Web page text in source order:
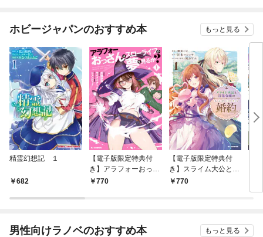
ホビージャパンのおすすめ本 もっと見る
精霊幻想記 １
682
【電子版限定特典付
き】アラフォーおっさ
んはスローライフの夢
770
【電子版限定特典付
き】スライム大公と没
落令嬢のあんがい幸せ
770
男性向けラノベのおすすめ本 もっと見る